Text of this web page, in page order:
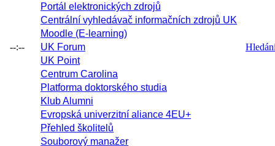
--:--
Portál elektronických zdrojů
Centrální vyhledávač informačních zdrojů UK
Moodle (E-learning)
UK Forum
UK Point
Centrum Carolina
Platforma doktorského studia
Klub Alumni
Evropská univerzitní aliance 4EU+
Přehled školitelů
Souborový manažer